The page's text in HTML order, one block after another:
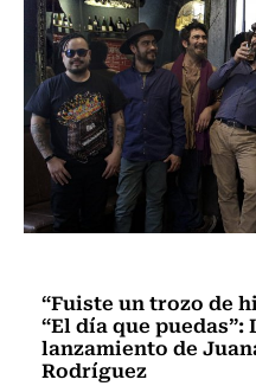
“Fuiste un trozo de
“El día que puedas”:
lanzamiento de
Rodríguez